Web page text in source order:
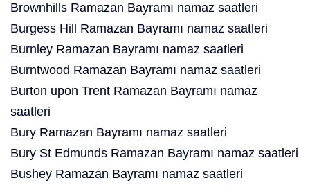
Brownhills Ramazan Bayramı namaz saatleri
Burgess Hill Ramazan Bayramı namaz saatleri
Burnley Ramazan Bayramı namaz saatleri
Burntwood Ramazan Bayramı namaz saatleri
Burton upon Trent Ramazan Bayramı namaz
saatleri
Bury Ramazan Bayramı namaz saatleri
Bury St Edmunds Ramazan Bayramı namaz saatleri
Bushey Ramazan Bayramı namaz saatleri